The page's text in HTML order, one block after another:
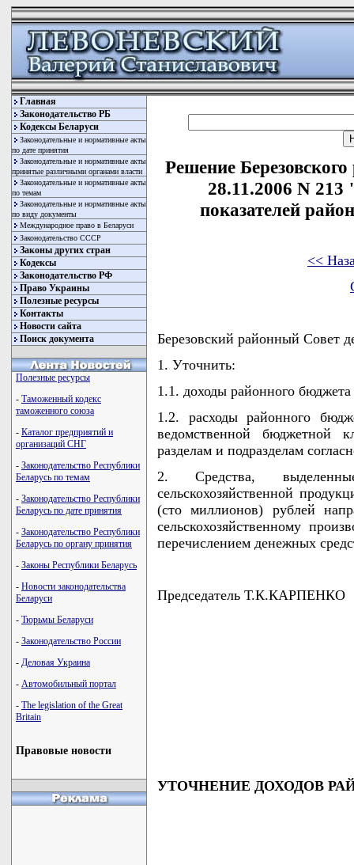
Главная
Законодательство РБ
Кодексы Беларуси
Законодательные и нормативные акты
по дате принятия
Законодательные и нормативные акты
принятые различными органами власти
Законодательные и нормативные акты
по темам
Законодательные и нормативные акты
по виду документы
Международное право в Беларуси
Законодательство СССР
Законы других стран
Кодексы
Законодательство РФ
Право Украины
Полезные ресурсы
Контакты
Новости сайта
Поиск документа
Полезные ресурсы
- Таможенный кодекс
таможенного союза
- Каталог предприятий и
организаций СНГ
- Законодательство Республики
Беларусь по темам
- Законодательство Республики
Беларусь по дате принятия
- Законодательство Республики
Беларусь по органу принятия
- Законы Республики Беларусь
- Новости законодательства
Беларуси
- Тюрьмы Беларуси
- Законодательство России
- Деловая Украина
- Автомобильный портал
- The legislation of the Great
Britain
Правовые новости
Решение
28.11.2006 N
показателей
<<
Березовский районный Совет
1. Уточнить:
1.1. доходы районного
1.2. расходы районного
ведомственной бюджетной
разделам и подразделам
2. Средства,
сельскохозяйственной
(сто миллионов) рублей
сельскохозяйственному
перечислением денежных
Председатель Т.К.КАРПЕНКО
УТОЧНЕНИЕ ДОХОДОВ